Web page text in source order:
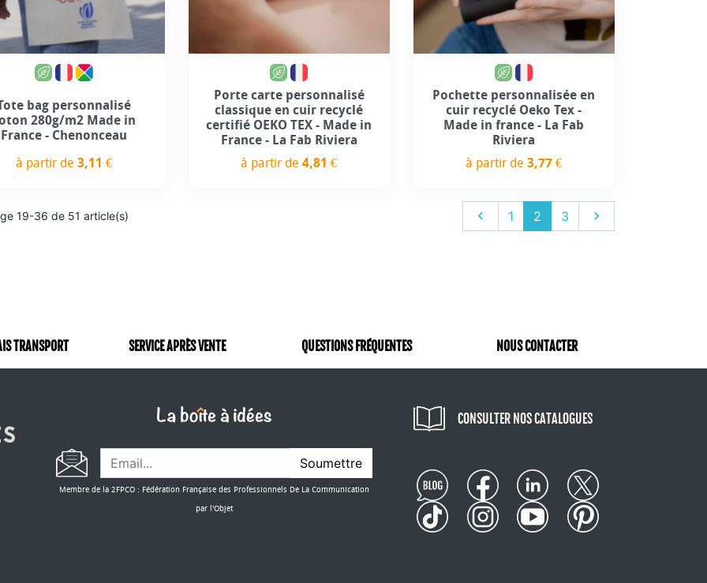
bag personnalisé
280g/m2 Made in
France - Chenonceau
à partir de3,11 €
Porte carte personnalisé
classique en cuir recyclé
certifié OEKO TEX - Made in
France - La Fab Riviera
à partir de4,81 €
Pochette personnalisée en
cuir recyclé Oeko Tex -
Made in france - La Fab
Riviera
à partir de3,77 €
19-36 de 51 article(s) Précédent
 1 2 3 Suivant

TRANSPORT SERVICE APRÈS VENTE QUESTIONS FRÉQUENTES NOUS CONTACTER
Soumettre
Membre de la 2FPCO : Fédération Française des Professionnels De La Communication
par l'Objet
CONSULTER NOS CATALOGUES